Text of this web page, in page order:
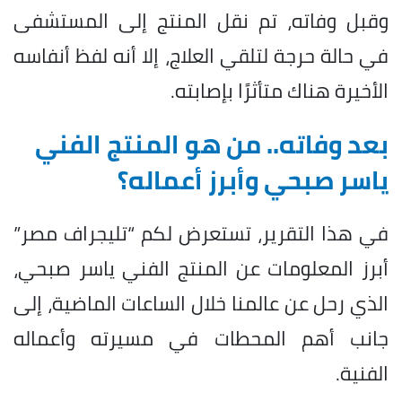
وقبل وفاته، تم نقل المنتج إلى المستشفى
في حالة حرجة لتلقي العلاج، إلا أنه لفظ أنفاسه
الأخيرة هناك متأثرًا بإصابته.
بعد وفاته.. من هو المنتج الفني
ياسر صبحي وأبرز أعماله؟
في هذا التقرير، تستعرض لكم “تليجراف مصر”
أبرز المعلومات عن المنتج الفني ياسر صبحي،
الذي رحل عن عالمنا خلال الساعات الماضية، إلى
جانب أهم المحطات في مسيرته وأعماله
الفنية.